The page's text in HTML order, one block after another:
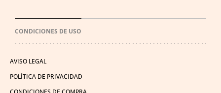
CONDICIONES DE USO
AVISO LEGAL
POLÍTICA DE PRIVACIDAD